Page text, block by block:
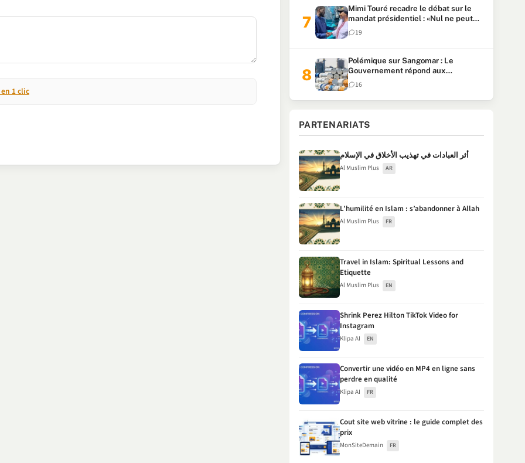
1 clic
Mimi Touré recadre le débat sur le
mandat présidentiel : «Nul ne peut
faire plus de deux mandats
consécutifs de 5 ans»
19
Polémique sur Sangomar : Le
Gouvernement répond aux
accusations et clarifie le partage des
milliards
16
PARTENARIATS
أثر العبادات في تهذيب الأخلاق في الإسلام
Al Muslim Plus AR
L’humilité en Islam : s’abandonner à Allah
Al Muslim Plus FR
Travel in Islam: Spiritual Lessons and
Etiquette
Al Muslim Plus EN
Shrink Perez Hilton TikTok Video for
Instagram
Klipa AI EN
Convertir une vidéo en MP4 en ligne sans
perdre en qualité
Klipa AI FR
Cout site web vitrine : le guide complet des
prix
MonSiteDemain FR